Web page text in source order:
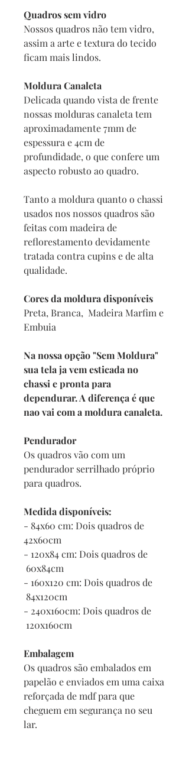
Quadros sem vidro
Nossos quadros não tem vidro,
assim a arte e textura do tecido
ficam mais lindos.
Moldura Canaleta
Delicada quando vista de frente
nossas molduras canaleta tem
aproximadamente 7mm de
espessura e 4cm de
profundidade, o que confere um
aspecto robusto ao quadro.
Tanto a moldura quanto o chassi
usados nos nossos quadros são
feitas com madeira de
reflorestamento devidamente
tratada contra cupins e de alta
qualidade.
Cores da moldura disponíveis
Preta, Branca, Madeira Marfim e
Embuia
Na nossa opção "Sem Moldura"
sua tela ja vem esticada no
chassi e pronta para
dependurar. A diferença é que
nao vai com a moldura canaleta.
Pendurador
Os quadros vão com um
pendurador serrilhado próprio
para quadros.
Medida disponíveis:
- 84x60 cm: Dois quadros de
42x60cm
- 120x84 cm: Dois quadros de
60x84cm
- 160x120 cm: Dois quadros de
84x120cm
- 240x160cm: Dois quadros de
120x160cm
Embalagem
Os quadros são embalados em
papelão e enviados em uma caixa
reforçada de mdf para que
cheguem em segurança no seu
lar.